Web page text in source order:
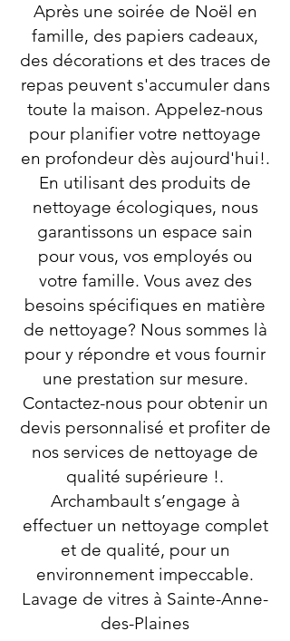
Après une soirée de Noël en
famille, des papiers cadeaux,
des décorations et des traces de
repas peuvent s'accumuler dans
toute la maison. Appelez-nous
pour planifier votre nettoyage
en profondeur dès aujourd'hui!.
En utilisant des produits de
nettoyage écologiques, nous
garantissons un espace sain
pour vous, vos employés ou
votre famille. Vous avez des
besoins spécifiques en matière
de nettoyage? Nous sommes là
pour y répondre et vous fournir
une prestation sur mesure.
Contactez-nous pour obtenir un
devis personnalisé et profiter de
nos services de nettoyage de
qualité supérieure !.
Archambault s’engage à
effectuer un nettoyage complet
et de qualité, pour un
environnement impeccable.
Lavage de vitres à Sainte-Anne-
des-Plaines